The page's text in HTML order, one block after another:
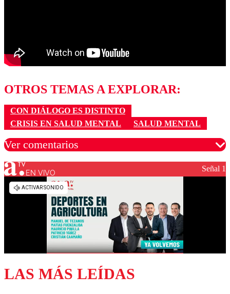
OTROS TEMAS A EXPLORAR:
CON DIÁLOGO ES DISTINTO
CRISIS EN SALUD MENTAL
SALUD MENTAL
Ver comentarios
Los comentarios son moderados para garantizar un
EN VIVO Señal 1
LAS MÁS LEÍDAS